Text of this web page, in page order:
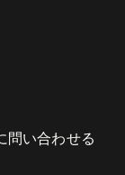
問い合わせる